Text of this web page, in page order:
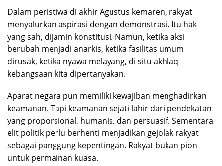
Dalam peristiwa di akhir Agustus kemaren, rakyat
menyalurkan aspirasi dengan demonstrasi. Itu hak
yang sah, dijamin konstitusi. Namun, ketika aksi
berubah menjadi anarkis, ketika fasilitas umum
dirusak, ketika nyawa melayang, di situ akhlaq
kebangsaan kita dipertanyakan.
Aparat negara pun memiliki kewajiban menghadirkan
keamanan. Tapi keamanan sejati lahir dari pendekatan
yang proporsional, humanis, dan persuasif. Sementara
elit politik perlu berhenti menjadikan gejolak rakyat
sebagai panggung kepentingan. Rakyat bukan pion
untuk permainan kuasa.